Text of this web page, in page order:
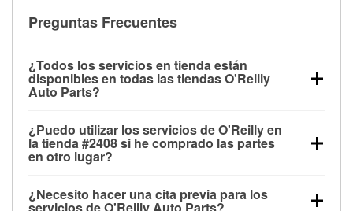
Preguntas Frecuentes
¿Todos los servicios en tienda están
disponibles en todas las tiendas O'Reilly
Auto Parts?
las pruebas de batería, pruebas de alternador y
motor de arranque, revisión de la luz “Check Engine”
con O'Reilly VeriScan® e instalación de
limpiaparabrisas o bombillas, están disponibles en
todas las tiendas O'Reilly Auto Parts. La tienda
¿Puedo utilizar los servicios de O'Reilly en
la tienda #2408 si he comprado las partes
en otro lugar?
de O'Reilly Auto Parts que estén disponibles en la
¿Necesito hacer una cita previa para los